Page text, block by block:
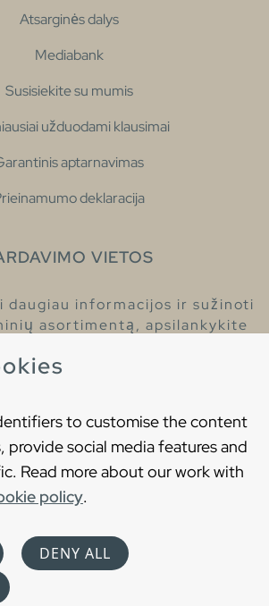
to customise the content
provide social media features and
Read more about our work with
policy.
DENY ALL
Atsarginės dalys
Mediabank
Susisiekite su mumis
užduodami klausimai
aptarnavimas
deklaracija
VIETOS
daugiau informacijos ir sužinoti
asortimentą, apsilankykite
Privatumo politika
language